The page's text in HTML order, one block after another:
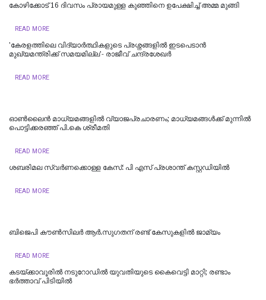
കോഴിക്കോട് 16 ​ദിവസം പ്രായമുള്ള കുഞ്ഞിനെ ഉപേക്ഷിച്ച് അമ്മ മുങ്ങി
READ MORE
'കേരളത്തിലെ വിദ്യാർത്ഥികളുടെ പ്രശ്നങ്ങളിൽ ഇടപെടാൻ
മുഖ്യമന്ത്രിക്ക് സമയമില്ല'- രാജീവ് ചന്ദ്രശേഖർ
READ MORE
ഓൺലൈൻ മാധ്യമങ്ങളിൽ വ്യാജപ്രചാരണം; മാധ്യമങ്ങൾക്ക് മുന്നിൽ
പൊട്ടിക്കരഞ്ഞ് പി.കെ ശ്രീമതി
READ MORE
ശബരിമല സ്വര്‍ണക്കൊള്ള കേസ്: പി എസ് പ്രശാന്ത് കസ്റ്റഡിയില്‍
READ MORE
ബിജെപി കൗണ്‍സിലര്‍ ആര്‍.സുഗതന് രണ്ട് കേസുകളില്‍ ജാമ്യം
READ MORE
കടയ്ക്കാവൂരിൽ നടുറോഡില്‍ യുവതിയുടെ കൈവെട്ടി മാറ്റി; രണ്ടാം
ഭര്‍ത്താവ് പിടിയിൽ